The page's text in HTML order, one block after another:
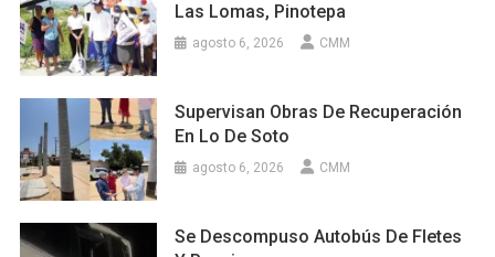
Las Lomas, Pinotepa
agosto 6, 2026 CMM
Supervisan Obras De Recuperación
En Lo De Soto
agosto 6, 2026 CMM
Se Descompuso Autobús De Fletes